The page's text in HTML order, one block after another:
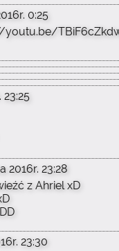
0:25
youtu.be/
23:25
2016r. 23:28
z Ahriel xD
23:30